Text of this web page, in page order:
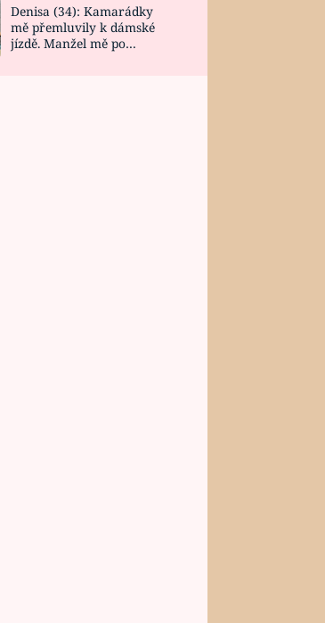
Denisa (34): Kamarádky
mě přemluvily k dámské
jízdě. Manžel mě po